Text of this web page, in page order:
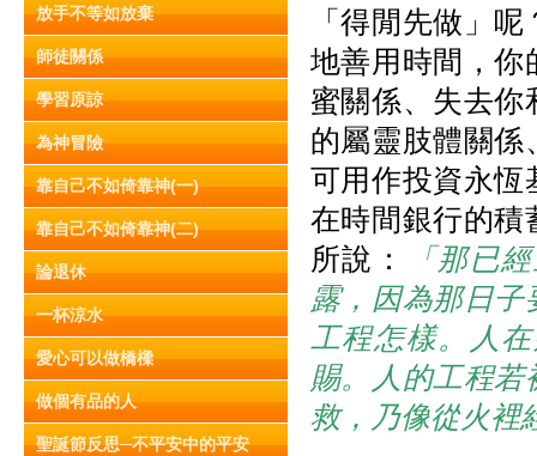
放手不等如放棄
師徒關係
學習原諒
為神冒險
靠自己不如倚靠神(一)
靠自己不如倚靠神(二)
論退休
一杯涼水
愛心可以做橋樑
做個有品的人
聖誕節反思─不平安中的平安
「得閒先做」
地善用時間，你
蜜關係、失去你
的屬靈肢體關係
可用作投資永恆
在時間銀行的積
所說：
「那已
露，因為那日
工程怎樣。人
賜。人的工程
救，乃像從火裡